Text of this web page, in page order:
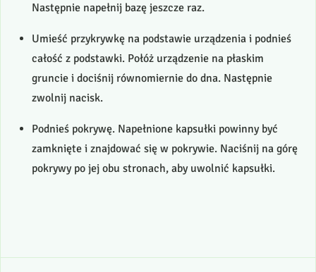
Następnie napełnij bazę jeszcze raz.
Umieść przykrywkę na podstawie urządzenia i podnieś
całość z podstawki. Połóż urządzenie na płaskim
gruncie i dociśnij równomiernie do dna. Następnie
zwolnij nacisk.
Podnieś pokrywę. Napełnione kapsułki powinny być
zamknięte i znajdować się w pokrywie. Naciśnij na górę
pokrywy po jej obu stronach, aby uwolnić kapsułki.